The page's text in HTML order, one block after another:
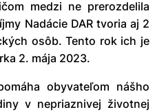
medzi ne prerozdelila
Nadácie DAR tvoria aj 2
osôb. Tento rok ich je
2. mája 2023.
obyvateľom nášho
v nepriaznivej životnej